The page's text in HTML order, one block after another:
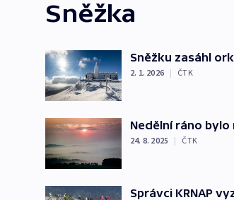
Sněžka
Sněžku zasáhl
2. 1. 2026 | ČTK
Nedělní ráno
24. 8. 2025 | ČTK
Správci KRNAP